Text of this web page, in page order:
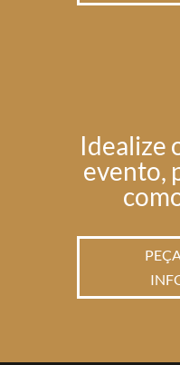
Idealize
evento,